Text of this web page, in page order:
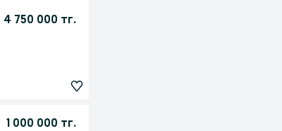
4 750 000 тг.
1 000 000 тг.